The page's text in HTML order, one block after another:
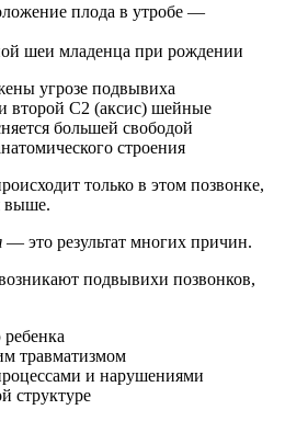
плода в утробе —
шеи младенца при рождении
угрозе подвывиха
второй С2 (аксис) шейные
большей свободой
строения
только в этом позвонке,
выше.
— это результат многих причин.
подвывихи позвонков,
травматизмом
и нарушениями
структуре